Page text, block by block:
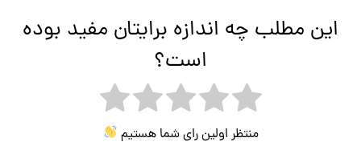
این مطلب چه اندازه برایتان مفید بوده
است؟
منتظر اولین رای شما هستیم